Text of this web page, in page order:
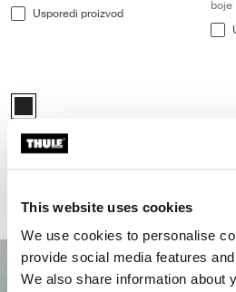
This website uses cookies
We use cookies to personalise
provide social media features
We also share information about
Usporedi proizvod
boje
Thule strap 2x600cm Crna (selected)
Thule strap 600cm
traka 600 cm u paketu 2 kom. crne
boje